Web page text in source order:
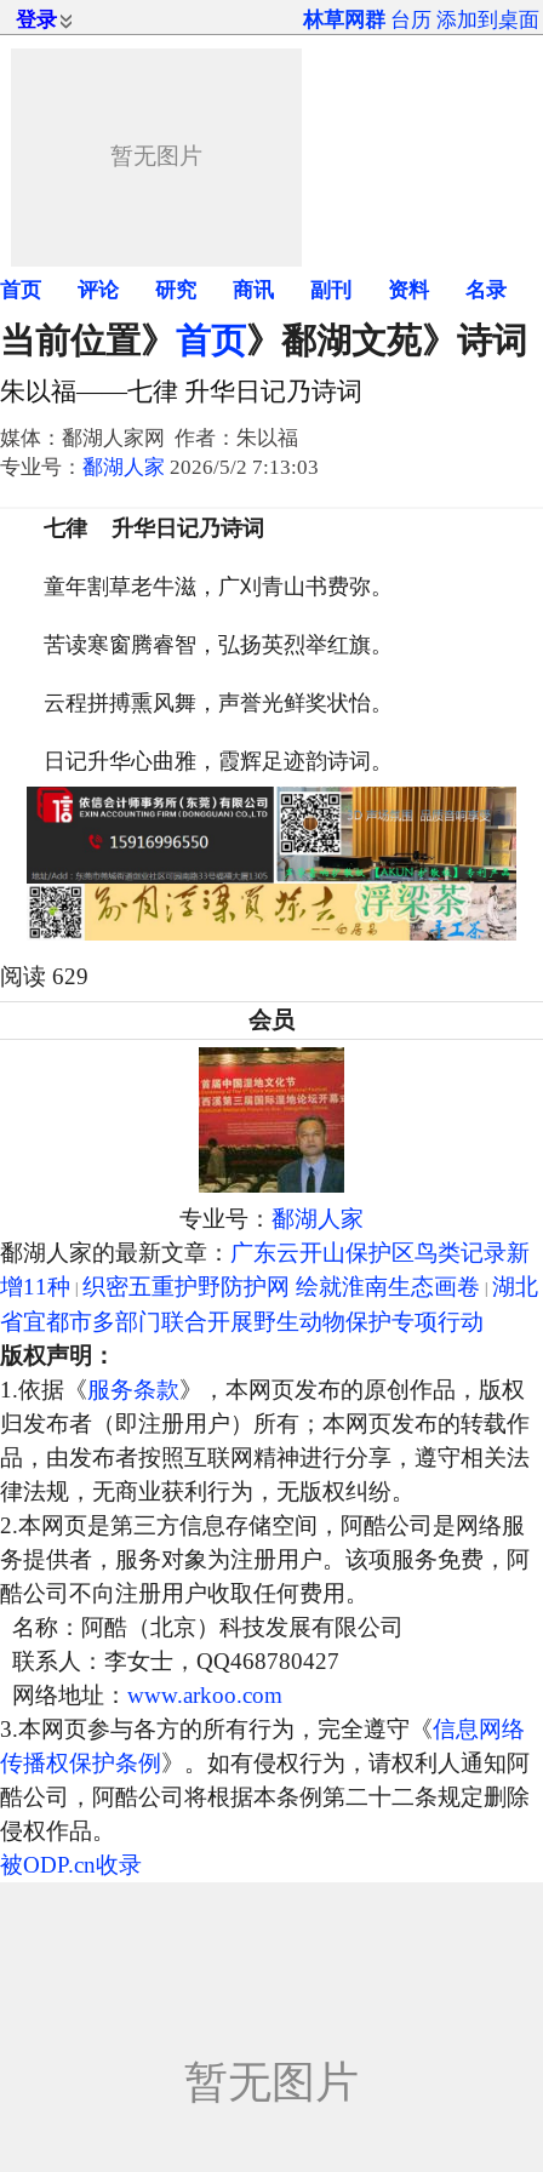
登录 林草网群 台历 添加到桌面
首页 评论 研究 商讯 副刊 资料 名录
当前位置》 首页》 鄱湖文苑》诗词
朱以福——七律 升华日记乃诗词
媒体：鄱湖人家网 作者：朱以福
专业号： 鄱湖人家 2026/5/2 7:13:03
七律 升华日记乃诗词
童年割草老牛滋，广刈青山书费弥。
苦读寒窗腾睿智，弘扬英烈举红旗。
云程拼搏熏风舞，声誉光鲜奖状怡。
日记升华心曲雅，霞辉足迹韵诗词。
阅读 629
会员
专业号： 鄱湖人家
鄱湖人家的最新文章： 广东云开山保护区鸟类记录新
增11种 织密五重护野防护网 绘就淮南生态画卷 湖北
省宜都市多部门联合开展野生动物保护专项行动
版权声明：
1.依据《服务条款》，本网页发布的原创作品，版权
归发布者（即注册用户）所有；本网页发布的转载作
品，由发布者按照互联网精神进行分享，遵守相关法
律法规，无商业获利行为，无版权纠纷。
2.本网页是第三方信息存储空间，阿酷公司是网络服
务提供者，服务对象为注册用户。该项服务免费，阿
酷公司不向注册用户收取任何费用。
名称：阿酷（北京）科技发展有限公司
联系人：李女士，QQ468780427
网络地址： www.arkoo.com
3.本网页参与各方的所有行为，完全遵守《信息网络
传播权保护条例 》。如有侵权行为，请权利人通知阿
酷公司，阿酷公司将根据本条例第二十二条规定删除
侵权作品。
被ODP.cn收录